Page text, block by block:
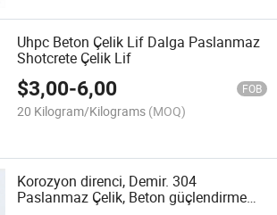
Uhpc Beton Çelik Lif Dalga Paslanmaz
Shotcrete Çelik Lif
$3,00-6,00 FOB
20 Kilogram/Kilograms (MOQ)
Korozyon direnci, Demir. 304
Paslanmaz Çelik, Beton güçlendirme